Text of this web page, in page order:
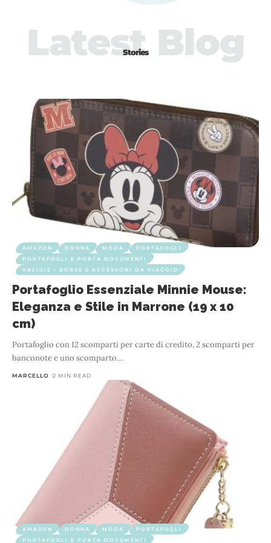
Stories
Latest Blog
AMAZON DONNA MODA
PORTAFOGLI
PORTAFOGLI E PORTA DOCUMENTI
VALIGIE - BORSE E ACCESSORI DA VIAGGIO
Portafoglio Essenziale Minnie Mouse:
Eleganza e Stile in Marrone (19 x 10
cm)
Portafoglio con 12 scomparti per carte di credito, 2 scomparti per
banconote e uno scomparto…
MARCELLO 2 MIN READ
AMAZON DONNA MODA
PORTAFOGLI
PORTAFOGLI E PORTA DOCUMENTI